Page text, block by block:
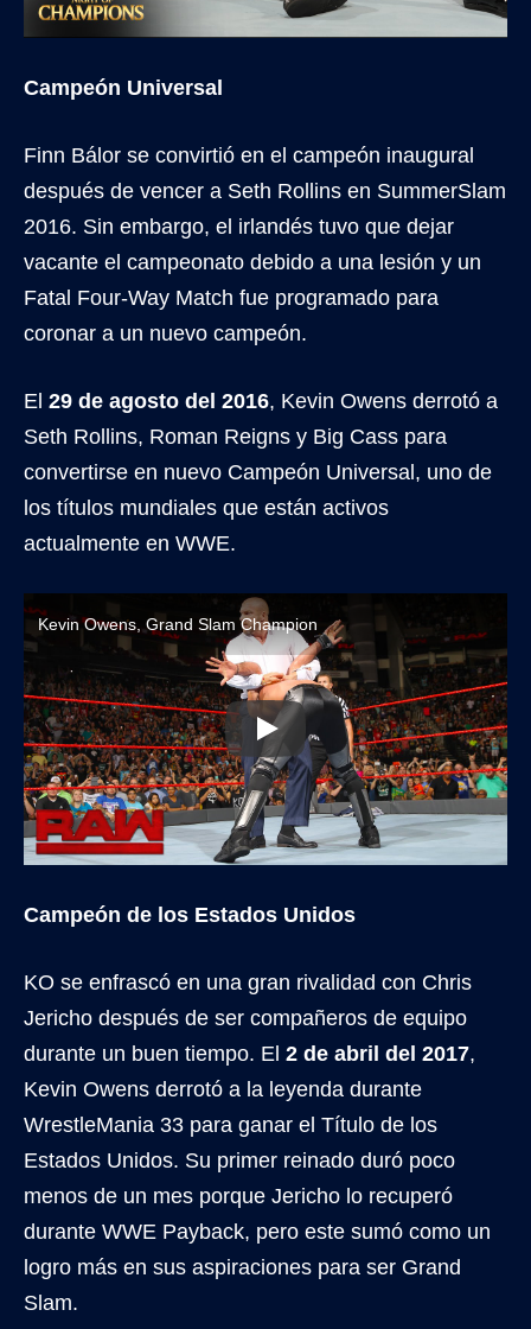
Campeón Universal
Finn Bálor se convirtió en el campeón inaugural
después de vencer a Seth Rollins en SummerSlam
2016. Sin embargo, el irlandés tuvo que dejar
vacante el campeonato debido a una lesión y un
Fatal Four-Way Match fue programado para
coronar a un nuevo campeón.
El 29 de agosto del 2016, Kevin Owens derrotó a
Seth Rollins, Roman Reigns y Big Cass para
convertirse en nuevo Campeón Universal, uno de
los títulos mundiales que están activos
actualmente en WWE.
Kevin Owens, Grand Slam Champion
Campeón de los Estados Unidos
KO se enfrascó en una gran rivalidad con Chris
Jericho después de ser compañeros de equipo
durante un buen tiempo. El 2 de abril del 2017,
Kevin Owens derrotó a la leyenda durante
WrestleMania 33 para ganar el Título de los
Estados Unidos. Su primer reinado duró poco
menos de un mes porque Jericho lo recuperó
durante WWE Payback, pero este sumó como un
logro más en sus aspiraciones para ser Grand
Slam.